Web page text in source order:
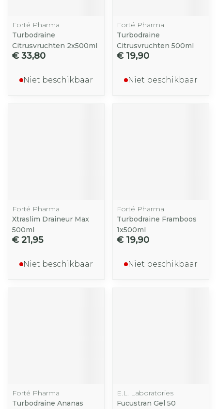
Forté Pharma
Turbodraine
Citrusvruchten 2x500ml
€ 33,80
Niet beschikbaar
Forté Pharma
Turbodraine
Citrusvruchten 500ml
€ 19,90
Niet beschikbaar
Forté Pharma
Xtraslim Draineur Max
500ml
€ 21,95
Niet beschikbaar
Forté Pharma
Turbodraine Framboos
1x500ml
€ 19,90
Niet beschikbaar
Forté Pharma
Turbodraine Ananas
E.L. Laboratories
Fucustran Gel 50